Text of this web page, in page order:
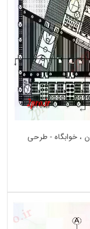
، خوابگاه - طرحی